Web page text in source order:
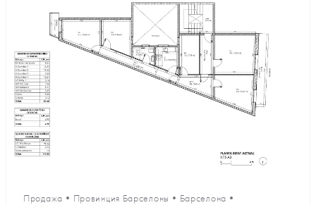
Продажа • Провинция Барселоны • Барселона •